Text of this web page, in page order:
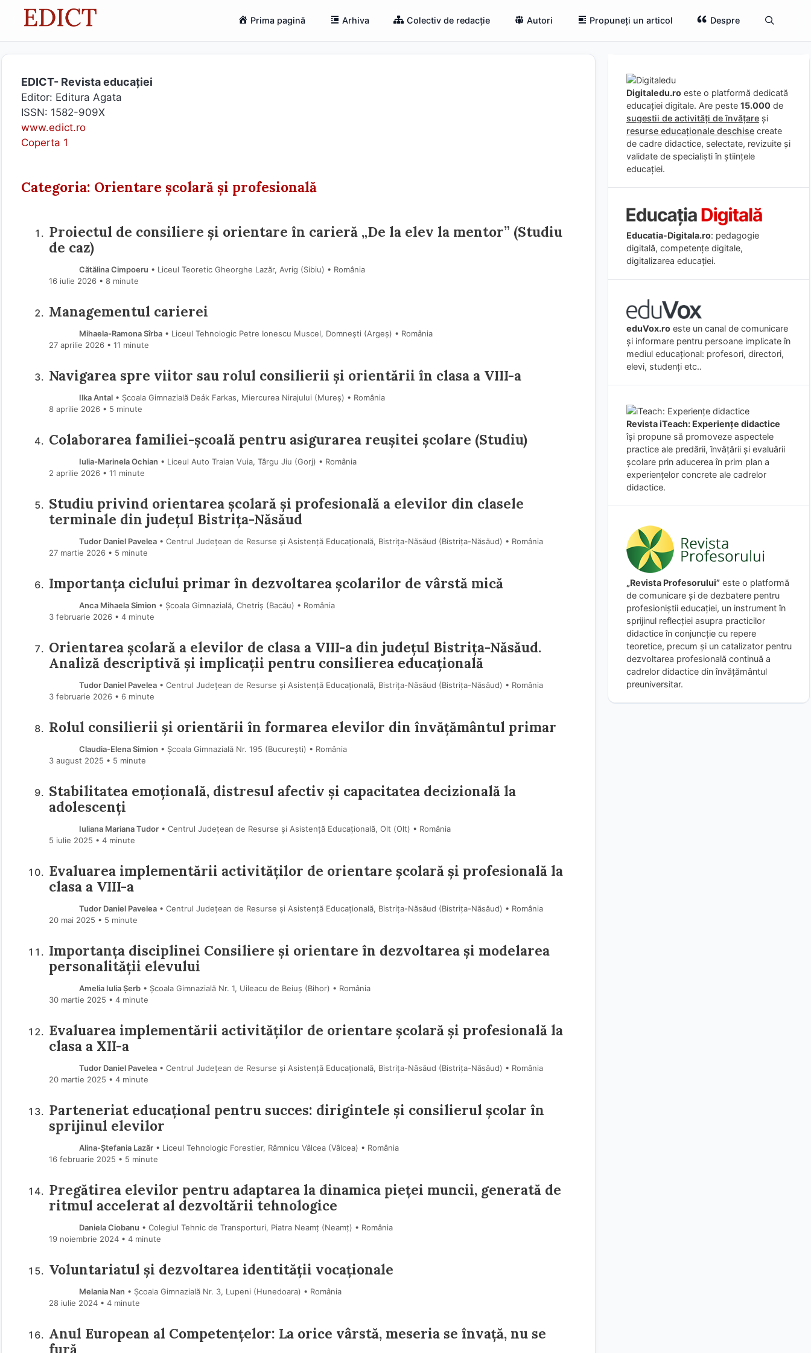
Prima pagină Arhiva Colectiv de redacție Autori Propuneți un articol Despre
EDICT- Revista educației
Editor: Editura Agata
ISSN: 1582-909X
www.edict.ro
Coperta 1
Categoria: Orientare școlară și profesională
Proiectul de consiliere și orientare în carieră „De la elev la mentor” (Studiu
de caz)
Cătălina Cimpoeru • Liceul Teoretic Gheorghe Lazăr, Avrig (Sibiu) • România
16 iulie 2026 • 8 minute
Managementul carierei
Mihaela-Ramona Sîrba• Liceul Tehnologic Petre Ionescu Muscel, Domnești (Argeş) • România
27 aprilie 2026 • 11 minute
Navigarea spre viitor sau rolul consilierii și orientării în clasa a VIII-a
Ilka Antal• Școala Gimnazială Deák Farkas, Miercurea Nirajului (Mureş) • România
8 aprilie 2026 • 5 minute
Colaborarea familiei-școală pentru asigurarea reușitei școlare (Studiu)
Iulia-Marinela Ochian • Liceul Auto Traian Vuia, Târgu Jiu (Gorj) • România
2 aprilie 2026 • 11 minute
Studiu privind orientarea școlară și profesională a elevilor din clasele
terminale din județul Bistrița-Năsăud
Tudor Daniel Pavelea• Centrul Județean de Resurse și Asistență Educațională, Bistrița-Năsăud (Bistriţa-Năsăud) • România
27 martie 2026 • 5 minute
Importanța ciclului primar în dezvoltarea școlarilor de vârstă mică
Anca Mihaela Simion • Școala Gimnazială, Chetriș (Bacău) • România
3 februarie 2026 • 4 minute
Orientarea școlară a elevilor de clasa a VIII-a din județul Bistrița-Năsăud.
Analiză descriptivă și implicații pentru consilierea educațională
Tudor Daniel Pavelea• Centrul Județean de Resurse și Asistență Educațională, Bistrița-Năsăud (Bistriţa-Năsăud) • România
3 februarie 2026 • 6 minute
Rolul consilierii și orientării în formarea elevilor din învățământul primar
Claudia-Elena Simion • Școala Gimnazială Nr. 195 (Bucureşti) • România
3 august 2025 • 5 minute
Stabilitatea emoțională, distresul afectiv și capacitatea decizională la
adolescenți
Iuliana Mariana Tudor• Centrul Județean de Resurse și Asistență Educațională, Olt (Olt) • România
5 iulie 2025 • 4 minute
Evaluarea implementării activităților de orientare școlară și profesională la
clasa a VIII-a
Tudor Daniel Pavelea• Centrul Județean de Resurse și Asistență Educațională, Bistrița-Năsăud (Bistriţa-Năsăud) • România
20 mai 2025 • 5 minute
Importanța disciplinei Consiliere și orientare în dezvoltarea și modelarea
personalității elevului
Amelia Iulia Șerb• Școala Gimnazială Nr. 1, Uileacu de Beiuș (Bihor) • România
30 martie 2025 • 4 minute
Evaluarea implementării activităților de orientare școlară și profesională la
clasa a XII-a
Tudor Daniel Pavelea• Centrul Județean de Resurse și Asistență Educațională, Bistrița-Năsăud (Bistriţa-Năsăud) • România
20 martie 2025 • 4 minute
Parteneriat educațional pentru succes: dirigintele și consilierul școlar în
sprijinul elevilor
Alina-Ștefania Lazăr• Liceul Tehnologic Forestier, Râmnicu Vâlcea (Vâlcea) • România
16 februarie 2025 • 5 minute
Pregătirea elevilor pentru adaptarea la dinamica pieței muncii, generată de
ritmul accelerat al dezvoltării tehnologice
Daniela Ciobanu • Colegiul Tehnic de Transporturi, Piatra Neamț (Neamţ) • România
19 noiembrie 2024 • 4 minute
Voluntariatul și dezvoltarea identității vocaționale
Melania Nan • Școala Gimnazială Nr. 3, Lupeni (Hunedoara) • România
28 iulie 2024 • 4 minute
Anul European al Competențelor: La orice vârstă, meseria se învață, nu se
fură
Digitaledu.ro este o platformă dedicată
educației digitale. Are peste 15.000 de
sugestii de activități de învățare și
resurse educaționale deschise create
de cadre didactice, selectate, revizuite și
validate de specialiști în științele
educației.
Educatia-Digitala.ro: pedagogie
digitală, competențe digitale,
digitalizarea educației.
eduVox.ro este un canal de comunicare
și informare pentru persoane implicate în
mediul educațional: profesori, directori,
elevi, studenți etc..
Revista iTeach: Experienţe didactice
îşi propune să promoveze aspectele
practice ale predării, învăţării şi evaluării
şcolare prin aducerea în prim plan a
experienţelor concrete ale cadrelor
didactice.
„Revista Profesorului” este o platformă
de comunicare și de dezbatere pentru
profesioniștii educației, un instrument în
sprijinul reflecției asupra practicilor
didactice în conjuncție cu repere
teoretice, precum și un catalizator pentru
dezvoltarea profesională continuă a
cadrelor didactice din învățământul
preuniversitar.